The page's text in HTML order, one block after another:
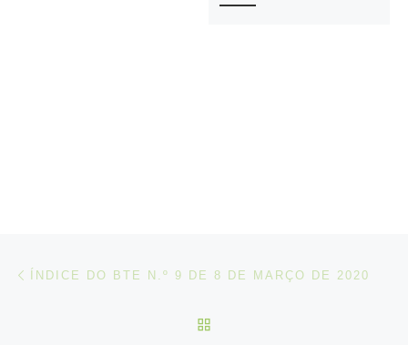
Post navigation
ÍNDICE DO BTE N.º 9 DE 8 DE MARÇO DE 2020